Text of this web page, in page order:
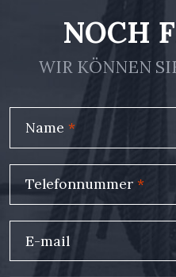
NOCH
WIR KÖNNEN
Name *
Telefonnummer *
E-mail